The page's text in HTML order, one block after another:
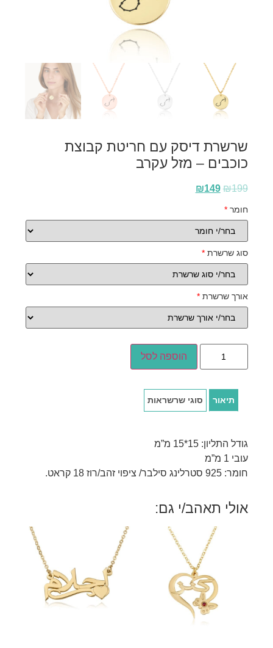
שרשרת דיסק עם חריטת קבוצת
כוכבים – מזל עקרב
₪199
₪149
חומר*
סוג שרשרת*
אורך שרשרת*
הוספה לסל
תיאור סוגי שרשראות
גודל התליון: 15*15 מ”מ
עובי 1 מ”מ
חומר: 925 סטרלינג סילבר/ ציפוי זהב/רוז 18 קראט.
אולי תאהב/י גם: